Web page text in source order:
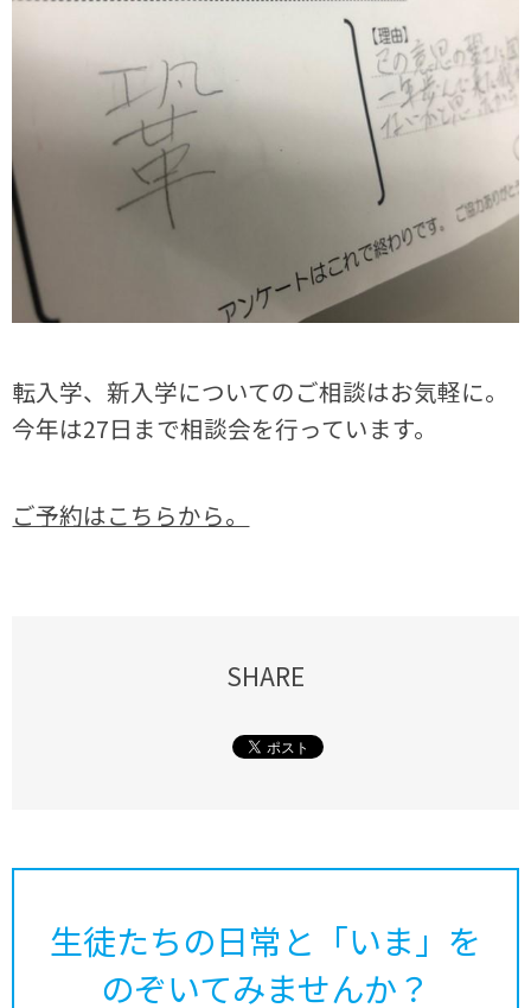
転入学、新入学についてのご相談はお気軽に。
今年は27日まで相談会を行っています。
ご予約はこちらから。
SHARE
生徒たちの日常と「いま」を
のぞいてみませんか？